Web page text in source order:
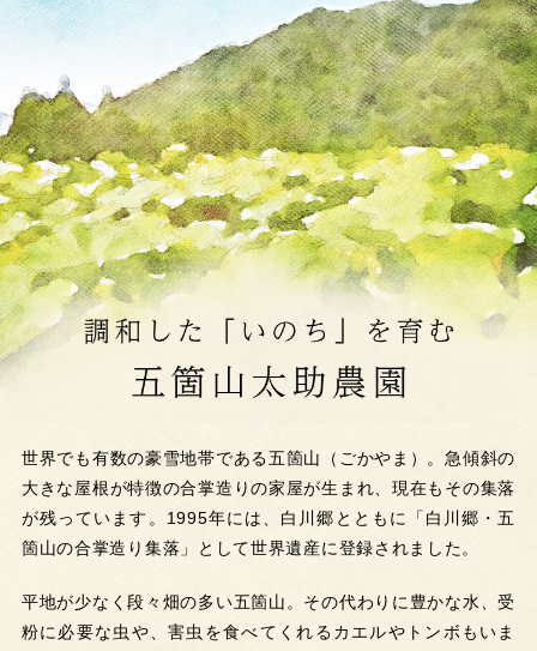
世界でも有数の豪雪地帯である五箇山（ごかやま）。急傾斜の
大きな屋根が特徴の合掌造りの家屋が生まれ、現在もその集落
が残っています。1995年には、白川郷とともに「白川郷・五
箇山の合掌造り集落」として世界遺産に登録されました。
平地が少なく段々畑の多い五箇山。その代わりに豊かな水、受
粉に必要な虫や、害虫を食べてくれるカエルやトンボもいま